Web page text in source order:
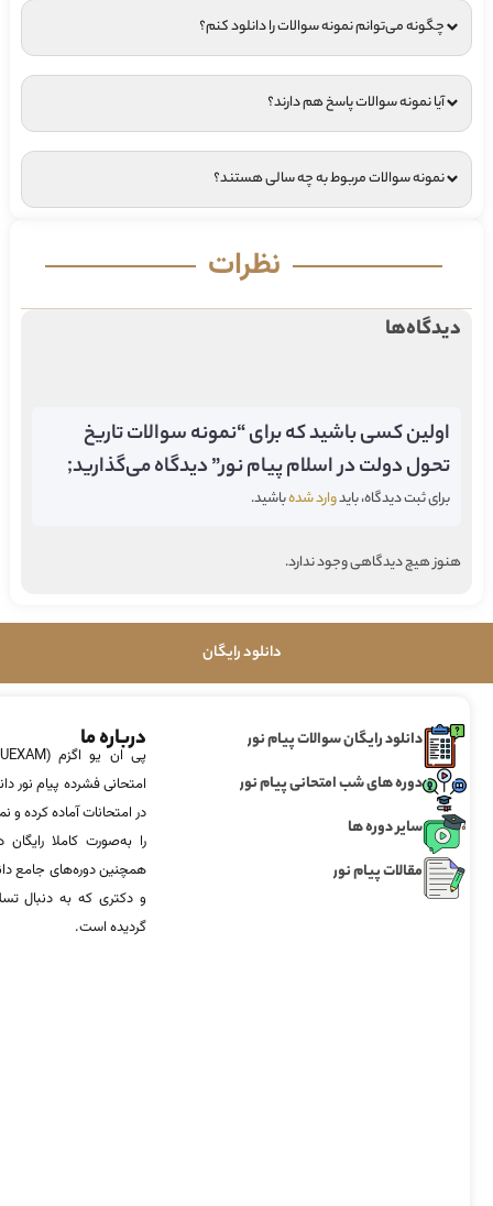
چگونه می‌توانم نمونه سوالات را دانلود کنم؟
آیا نمونه سوالات پاسخ هم دارند؟
نمونه سوالات مربوط به چه سالی هستند؟
نظرات
دیدگاه‌ها
اولین کسی باشید که برای “نمونه سوالات تاریخ
تحول دولت در اسلام پیام نور” دیدگاه می‌گذارید;
برای ثبت دیدگاه، بایدوارد شدهباشید.
هنوز هیچ دیدگاهی وجود ندارد.
دانلود رایگان
دانلود رایگان سوالات پیام نور
دوره های شب امتحانی پیام نور
سایر دوره ها
مقالات پیام نور
درباره ما
امتحانی فشرده پیام نور
در امتحانات آماده‌ کرده
را به‌صورت کاملا
همچنین دوره‌های جامع
و دکتری که به دنبال
گردیده است.